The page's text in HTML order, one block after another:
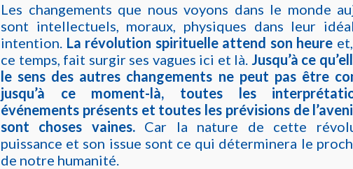
Les changements que nous voyons dans le monde
sont intellectuels, moraux, physiques dans leur
intention. La révolution spirituelle attend son heure
ce temps, fait surgir ses vagues ici et là. Jusqu’à ce
le sens des autres changements ne peut pas être
jusqu’à ce moment-là, toutes les
événements présents et toutes les prévisions de
sont choses vaines. Car la nature de cette
puissance et son issue sont ce qui déterminera le
de notre humanité.